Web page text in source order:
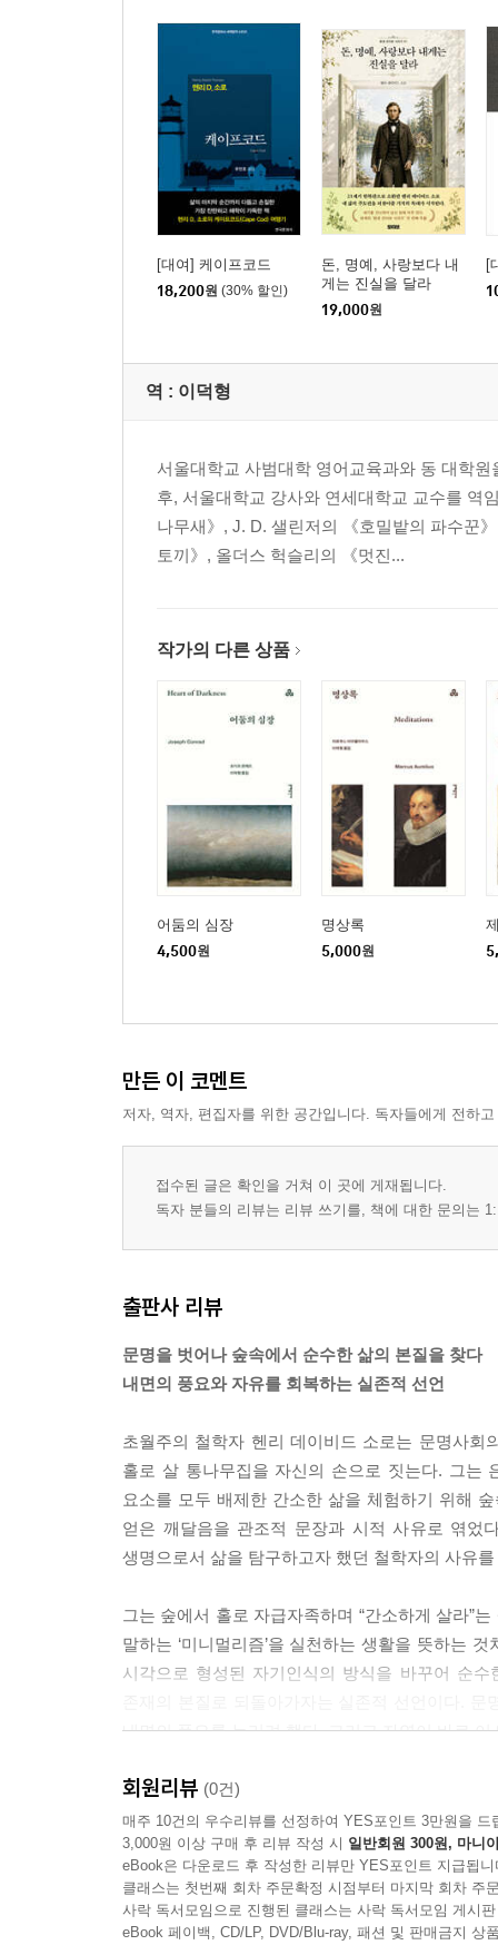
[대여] 케이프코드
18,200원 (30% 할인)
돈, 명예, 사랑보다 내
게는 진실을 달라
19,000원
[
역 : 이덕형
서울대학교 사범대학 영어교육과와 동 대학
후, 서울대학교 강사와 연세대학교 교수를 역
나무새》, J. D. 샐린저의 《호밀밭의 파수꾼
토끼》, 올더스 헉슬리의 《멋진...
작가의 다른 상품
어둠의 심장
4,500원
명상록
5,000원
만든 이 코멘트
저자, 역자, 편집자를 위한 공간입니다. 독자들에게 전하
접수된 글은 확인을 거쳐 이 곳에 게재됩니다.
독자 분들의 리뷰는 리뷰 쓰기를, 책에 대한 문의는
출판사 리뷰
문명을 벗어나 숲속에서 순수한 삶의 본질을 찾다
내면의 풍요와 자유를 회복하는 실존적 선언
초월주의 철학자 헨리 데이비드 소로는 문명사
홀로 살 통나무집을 자신의 손으로 짓는다. 그는
요소를 모두 배제한 간소한 삶을 체험하기 위해
얻은 깨달음을 관조적 문장과 시적 사유로 엮
생명으로서 삶을 탐구하고자 했던 철학자의 사유
그는 숲에서 홀로 자급자족하며 “간소하게 살라”
말하는 ‘미니멀리즘’을 실천하는 생활을 뜻하는
시각으로 형성된 자기인식의 방식을 바꾸어 순
내면의 풍요를 누리려 했다. 그리고 자연이 바로
물질 만능주의에 빠진 현대인에게 경종을 울리는
초월주의 철학자 헨리 데이비드 소로의 실존 실험
소로는 19세기 철학계의 큰 주류였던 초월주의,
철학가·문학가들과 교류하기도 했다. 실제로 소
에머슨이 호의를 베푼 덕이다. 그러나 소로는 다
회원리뷰 (0건)
매주 10건의 우수리뷰를 선정하여 YES포인트 3만원을 드
3,000원 이상 구매 후 리뷰 작성 시 일반회원 300원, 마니
eBook은 다운로드 후 작성한 리뷰만 YES포인트 지급됩니
클래스는 첫번째 회차 주문확정 시점부터 마지막 회차 주
사락 독서모임으로 진행된 클래스는 사락 독서모임 게시
eBook 페이백, CD/LP, DVD/Blu-ray, 패션 및 판매금지 상